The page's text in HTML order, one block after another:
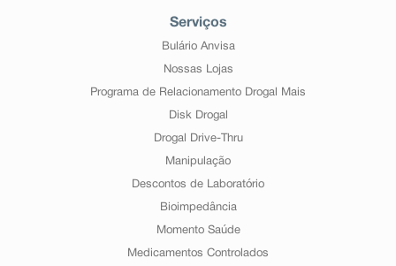
Serviços
Bulário Anvisa
Nossas Lojas
Programa de Relacionamento Drogal Mais
Disk Drogal
Drogal Drive-Thru
Manipulação
Descontos de Laboratório
Bioimpedância
Momento Saúde
Medicamentos Controlados